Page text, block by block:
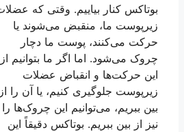
بوتاکس کنار بیاییم. وقتی که عضلات
زیرپوست ما، منقبض می‌شوند یا
حرکت می‌کنند، پوست ما دچار
چروک می‌شود. اما اگر ما بتوانیم از
این حرکت‌ها و انقباض عضلات
زیرپوست جلوگیری کنیم، یا آن را از
بین ببریم، می‌توانیم این چروک‌ها را
نیز از بین ببریم. بوتاکس دقیقاً این